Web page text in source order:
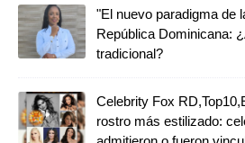
"El nuevo paradigma de
República Dominicana:
tradicional?
Celebrity Fox
rostro más estilizado: